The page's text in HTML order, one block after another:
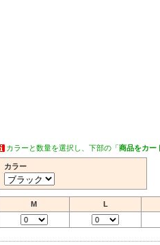
カラーと数量を選択し、下部の「商品をカー
カラー
M L